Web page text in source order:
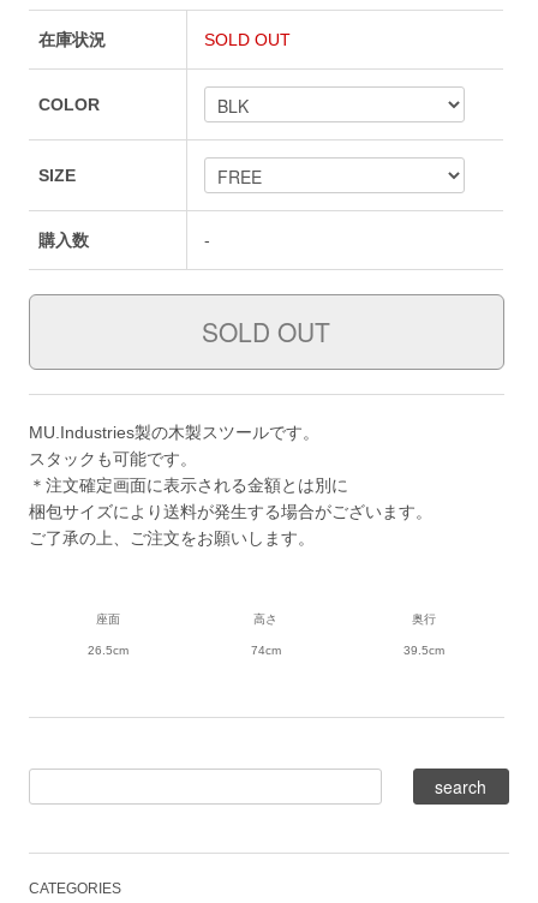
在庫状況 SOLD OUT
COLOR
SIZE
購入数 -
MU.Industries製の木製スツールです。
スタックも可能です。
＊注文確定画面に表示される金額とは別に
梱包サイズにより送料が発生する場合がございます。
ご了承の上、ご注文をお願いします。
座面 高さ 奥行
26.5cm 74cm 39.5cm
CATEGORIES